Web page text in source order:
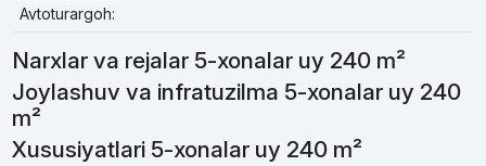
Avtoturargoh:
Narxlar va rejalar 5-xonalar uy 240 m²
Joylashuv va infratuzilma 5-xonalar uy 240
m²
Xususiyatlari 5-xonalar uy 240 m²